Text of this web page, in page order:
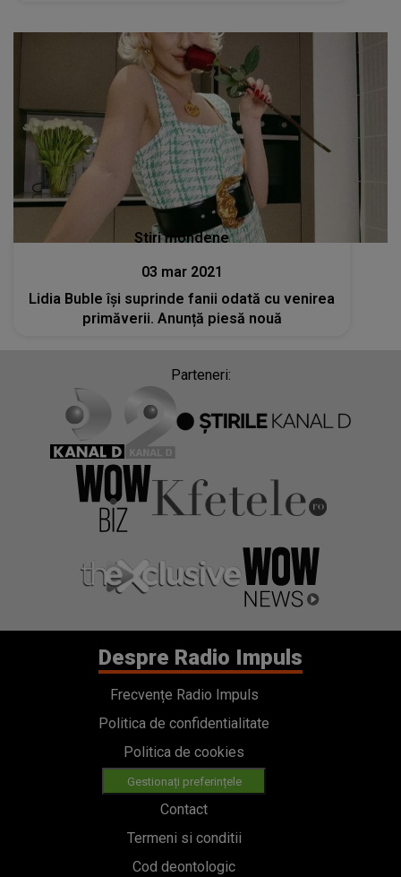
Stiri mondene
03 mar 2021
Lidia Buble își suprinde fanii odată cu venirea
primăverii. Anunță piesă nouă
Parteneri:
Despre Radio Impuls
Frecvențe Radio Impuls
Politica de confidentialitate
Politica de cookies
Gestionați preferințele
Contact
Termeni si conditii
Cod deontologic